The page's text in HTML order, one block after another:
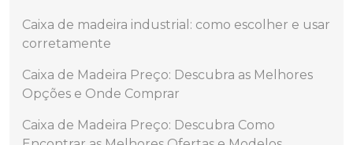
Caixa de madeira industrial: como escolher e usar
corretamente
Caixa de Madeira Preço: Descubra as Melhores
Opções e Onde Comprar
Caixa de Madeira Preço: Descubra Como